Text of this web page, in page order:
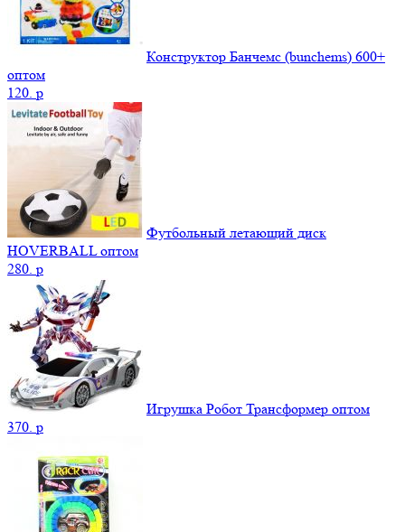
Конструктор Банчемс (bunchems) 600+
оптом
120. p
Футбольный летающий диск
HOVERBALL оптом
280. p
Игрушка Робот Трансформер оптом
370. p